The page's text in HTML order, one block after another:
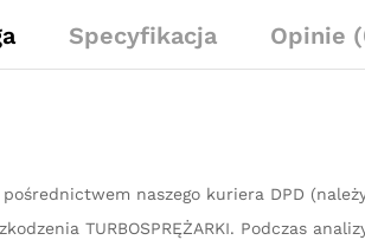
Specyfikacja Opinie
pośrednictwem naszego kuriera DPD
TURBOSPRĘŻARKI. Podczas